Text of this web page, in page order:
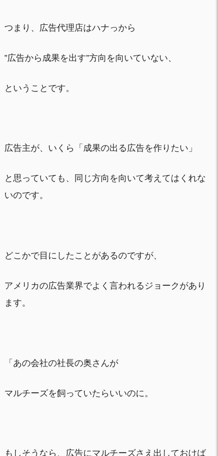
つまり、広告代理店はハナっから
”広告から成果を出す”方向を向いていない、
ということです。
広告主が、いくら「成果の出る広告を作りたい」
と思っていても、同じ方向を向いて考えてはくれな
いのです。
どこかで目にしたことがあるのですが、
アメリカの広告業界でよく言われるジョークがあり
ます。
「あの会社の社長の奥さんが
マルチーズを飼っていたらいいのに。
もしそうなら、広告にマルチーズさえ出しておけば